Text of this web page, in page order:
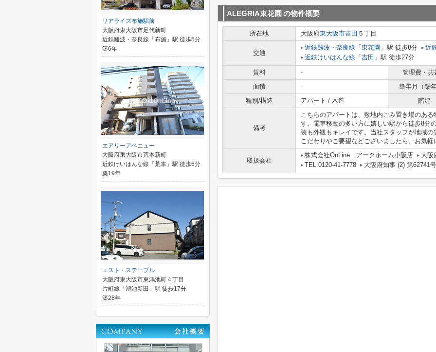
ALEGRIA東花園 の物件概要
所在地 大阪府東大阪市吉田 ５丁目
交通
近鉄難波・奈良線 「 東花園 」駅 徒歩8分
近
近鉄けいはんな線 「 吉田 」駅 徒歩27分
賃料 -
管理費・共
面積
-
築年月（築
種別/構造
アパート / 木造 階建
備考
こちらのアパートは、敷地内ごみ置き場のあ
す。電車移動の多い方に嬉しい駅から徒歩8分
装も外観もキレイです。当社スタッフが地域
こだわりやご要望などございましたら、お気
取扱会社
株式会社OnLine アークホーム小阪店
大阪
TEL:0120-41-7778
大阪府知事 (2) 第62741号
リアライズ布施駅前
大阪府東大阪市足代新町
近鉄難波・奈良線「布施」駅 徒歩5分
築6年
エアリーアベニュー
大阪府東大阪市荒本新町
近鉄けいはんな線「荒本」駅 徒歩6分
築19年
エスト・ステーブル
大阪府東大阪市東鴻池町４丁目
片町線「鴻池新田」駅 徒歩17分
築28年